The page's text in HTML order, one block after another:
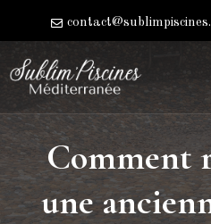
Comment
une